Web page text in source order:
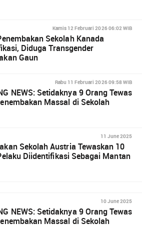
Kamis 12 Februari 2026 06:02 WIB
Sekolah Kanada
Diduga Transgender
Gaun
Rabu 11 Februari 2026 09:58 WIB
NEWS: Setidaknya 9 Orang Tewas
Massal di Sekolah
11 June 2025
Sekolah Austria Tewaskan 10
Diidentifikasi Sebagai Mantan
10 June 2025
NEWS: Setidaknya 9 Orang Tewas
Massal di Sekolah